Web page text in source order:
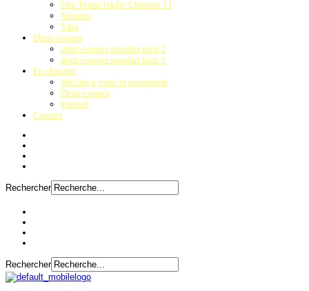
Une Tonne légère Chapitre 11
Yeoman
Ydra
Demi-coques
demi-coques standart série 2
demi-coques standart série 1
En chantier
Articles a venir et nouveauté
Demi-coques
Wanted
Contact
Rechercher
Rechercher